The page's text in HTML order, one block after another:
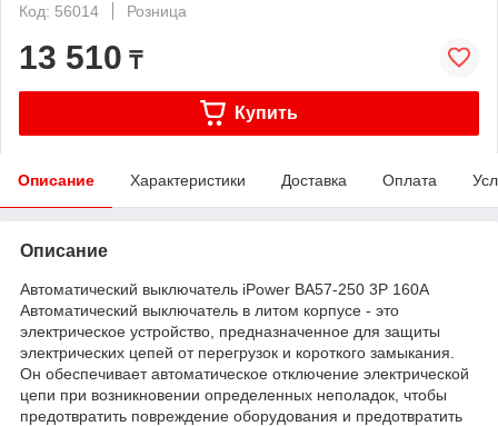
Код: 56014
Розница
13 510 ₸
Купить
Описание Характеристики Доставка Оплата
Описание
Автоматический выключатель iPower ВА57-250 3P 160A
Автоматический выключатель в литом корпусе - это
электрическое устройство, предназначенное для защиты
электрических цепей от перегрузок и короткого замыкания.
Он обеспечивает автоматическое отключение электрической
цепи при возникновении определенных неполадок, чтобы
предотвратить повреждение оборудования и предотвратить